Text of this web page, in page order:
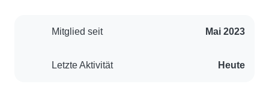
Mitglied seit Mai 2023
Letzte Aktivität Heute